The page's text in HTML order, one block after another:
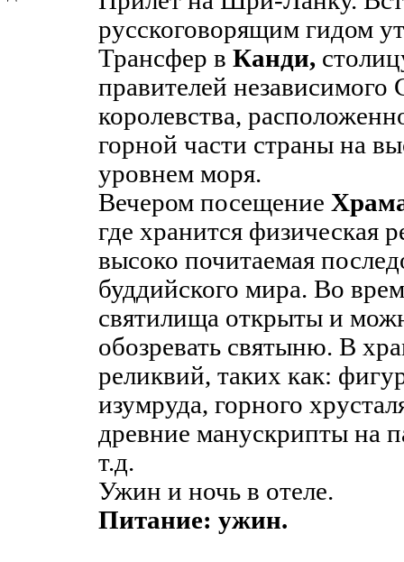
русскоговорящим гидом
Трансфер в Канди,
правителей независимого
королевства,
горной части страны на
уровнем моря.
Вечером посещение
где хранится физическая
высоко почитаемая
буддийского мира. Во
святилища открыты и
обозревать святыню. В
реликвий, таких как:
изумруда, горного
древние манускрипты на
т.д.
Ужин и ночь в отеле.
Питание: ужин.